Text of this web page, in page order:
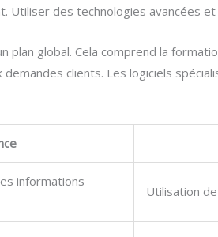
Utiliser des technologies avancées
plan global. Cela comprend la
clients. Les logiciels
informations
Utilisation